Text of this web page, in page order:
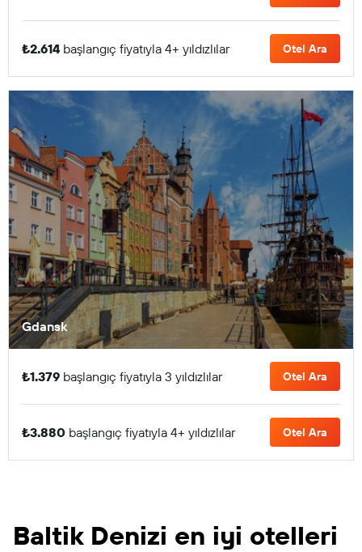
₺2.614 başlangıç fiyatıyla 4+ yıldızlılar Otel Ara
Gdansk
₺1.379 başlangıç fiyatıyla 3 yıldızlılar Otel Ara
₺3.880 başlangıç fiyatıyla 4+ yıldızlılar Otel Ara
Baltik Denizi en iyi otelleri